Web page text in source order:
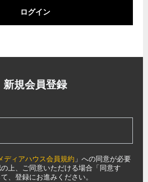
ログイン
新規会員登録
ディアハウス会員規約 」への同意が必要
上、ご同意いただける場合「同意す
、登録にお進みください。